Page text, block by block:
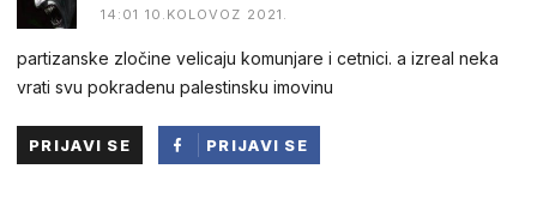
14:01 10.KOLOVOZ 2021.
partizanske zločine velicaju komunjare i cetnici. a izreal neka
vrati svu pokradenu palestinsku imovinu
PRIJAVI SE
PRIJAVI SE